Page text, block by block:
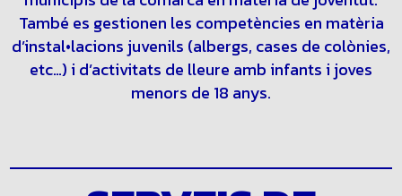
municipis de la comarca en matèria de joventut.
També es gestionen les competències en matèria
d’instal•lacions juvenils (albergs, cases de colònies,
etc…) i d’activitats de lleure amb infants i joves